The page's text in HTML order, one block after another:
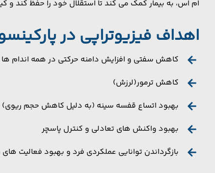
ام اس، به بیمار کمک می کند تا استقلال خود را حفظ کند و
اهداف فیزیوتراپی در
کاهش سفتی و افزایش دامنه حرکتی در همه اندام
کاهش ترمور(لرزش)
بهبود اتساع قفسه سینه (به دلیل کاهش حجم ریوی)
بهبود واکنش های تعادلی و کنترل پاسچر
بازگرداندن توانایی عملکردی فرد و بهبود فعالیت های